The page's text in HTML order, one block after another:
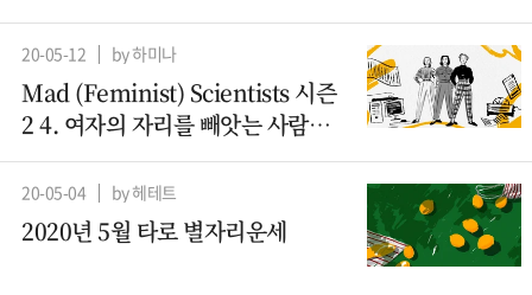
20-05-12 by 하미나
Mad (Feminist) Scientists 시즌
2 4. 여자의 자리를 빼앗는 사람들
– 컴퓨터과학 (2)
20-05-04 by 헤테트
2020년 5월 타로 별자리운세